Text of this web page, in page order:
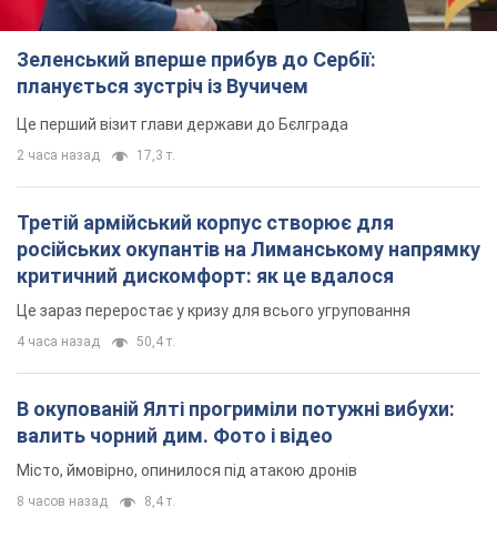
Це зараз переростає у кризу для всього угруповання
4 часа назад 50,4 т.
В окупованій Ялті прогриміли потужні вибухи:
валить чорний дим. Фото і відео
8 часов назад